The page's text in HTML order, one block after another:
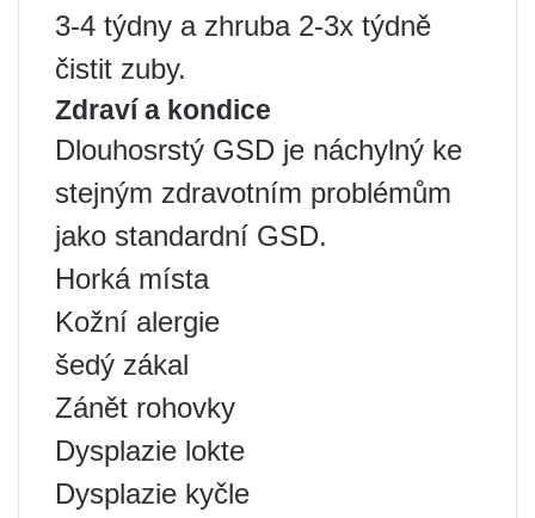
3-4 týdny a zhruba 2-3x týdně
čistit zuby.
Zdraví a kondice
Dlouhosrstý GSD je náchylný ke
stejným zdravotním problémům
jako standardní GSD.
Horká místa
Kožní alergie
šedý zákal
Zánět rohovky
Dysplazie lokte
Dysplazie kyčle